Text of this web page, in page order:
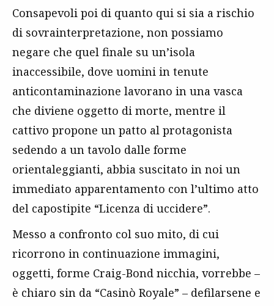
Consapevoli poi di quanto qui si sia a rischio
di sovrainterpretazione, non possiamo
negare che quel finale su un’isola
inaccessibile, dove uomini in tenute
anticontaminazione lavorano in una vasca
che diviene oggetto di morte, mentre il
cattivo propone un patto al protagonista
sedendo a un tavolo dalle forme
orientaleggianti, abbia suscitato in noi un
immediato apparentamento con l’ultimo atto
del capostipite “Licenza di uccidere”.
Messo a confronto col suo mito, di cui
ricorrono in continuazione immagini,
oggetti, forme Craig-Bond nicchia, vorrebbe –
è chiaro sin da “Casinò Royale” – defilarsene e